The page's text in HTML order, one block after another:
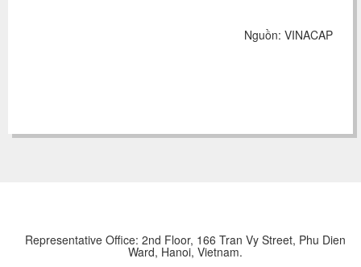
Nguồn: VINACAP
Representative Office: 2nd Floor, 166 Tran Vy Street, Phu Dien
Ward, Hanoi, Vietnam.